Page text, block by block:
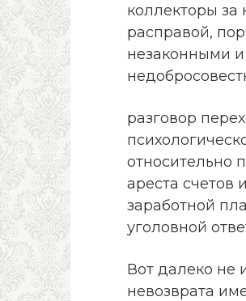
коллекторы
расправой,
незаконными
разговор
относительно
ареста счетов
заработной
уголовной
Вот далеко не
невозврата